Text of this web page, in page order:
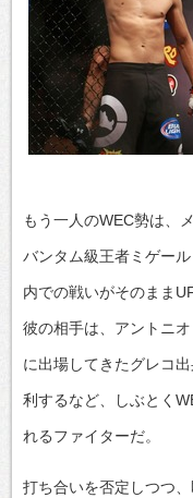
もう一人のWEC勢は、
バンタム級王者ミゲー
内での戦いがそのまま
彼の相手は、アントニ
に出場してきたグレコ
利するなど、しぶとく
れるファイターだ。
打ち合いを否定しつつ